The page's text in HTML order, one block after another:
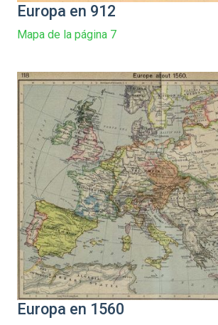
Europa en 912
Mapa de la página 7
Europa en 1560